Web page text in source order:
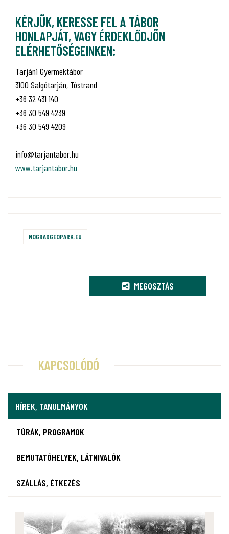
KÉRJÜK, KERESSE FEL A TÁBOR
HONLAPJÁT, VAGY ÉRDEKLŐDJÖN
ELÉRHETŐSÉGEINKEN:
Tarjáni Gyermektábor
3100 Salgótarján, Tóstrand
+36 32 431 140
+36 30 549 4239
+36 30 549 4209
info@tarjantabor.hu
www.tarjantabor.hu
NOGRADGEOPARK.EU
MEGOSZTÁS
KAPCSOLÓDÓ
HÍREK, TANULMÁNYOK
TÚRÁK, PROGRAMOK
BEMUTATÓHELYEK, LÁTNIVALÓK
SZÁLLÁS, ÉTKEZÉS